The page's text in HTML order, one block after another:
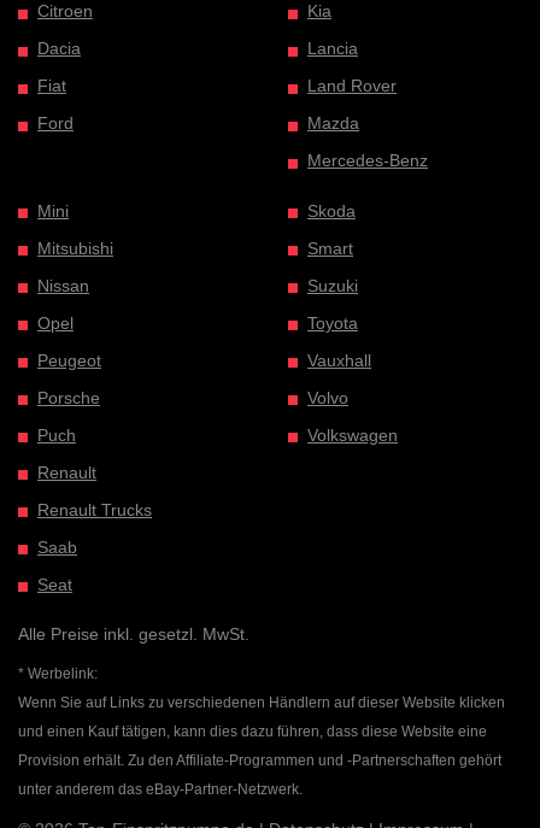
Citroen
Dacia
Fiat
Ford
Kia
Lancia
Land Rover
Mazda
Mercedes-Benz
Mini
Mitsubishi
Nissan
Opel
Peugeot
Porsche
Puch
Renault
Renault Trucks
Saab
Seat
Skoda
Smart
Suzuki
Toyota
Vauxhall
Volvo
Volkswagen
Alle Preise inkl. gesetzl. MwSt.
* Werbelink:
Wenn Sie auf Links zu verschiedenen Händlern auf dieser Website klicken
und einen Kauf tätigen, kann dies dazu führen, dass diese Website eine
Provision erhält. Zu den Affiliate-Programmen und -Partnerschaften gehört
unter anderem das eBay-Partner-Netzwerk.